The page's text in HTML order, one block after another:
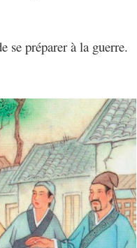
se préparer à la guerre.